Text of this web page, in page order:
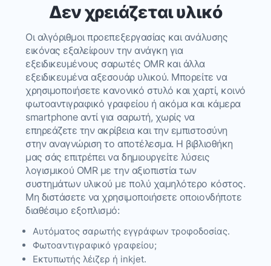
Δεν χρειάζεται υλικό
Οι αλγόριθμοι προεπεξεργασίας και ανάλυσης
εικόνας εξαλείφουν την ανάγκη για
εξειδικευμένους σαρωτές OMR και άλλα
εξειδικευμένα αξεσουάρ υλικού. Μπορείτε να
χρησιμοποιήσετε κανονικό στυλό και χαρτί, κοινό
φωτοαντιγραφικό γραφείου ή ακόμα και κάμερα
smartphone αντί για σαρωτή, χωρίς να
επηρεάζετε την ακρίβεια και την εμπιστοσύνη
στην αναγνώριση το αποτέλεσμα. Η βιβλιοθήκη
μας σάς επιτρέπει να δημιουργείτε λύσεις
λογισμικού OMR με την αξιοπιστία των
συστημάτων υλικού με πολύ χαμηλότερο κόστος.
Μη διστάσετε να χρησιμοποιήσετε οποιονδήποτε
διαθέσιμο εξοπλισμό:
Αυτόματος σαρωτής εγγράφων τροφοδοσίας.
Φωτοαντιγραφικό γραφείου;
Εκτυπωτής λέιζερ ή inkjet.